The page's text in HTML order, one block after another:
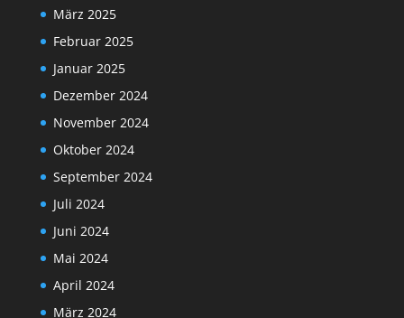
März 2025
Februar 2025
Januar 2025
Dezember 2024
November 2024
Oktober 2024
September 2024
Juli 2024
Juni 2024
Mai 2024
April 2024
März 2024